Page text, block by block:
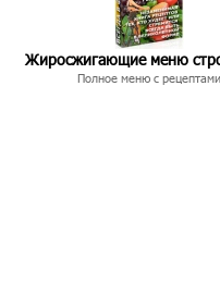
Жиросжигающие меню
Полное меню с рецептами